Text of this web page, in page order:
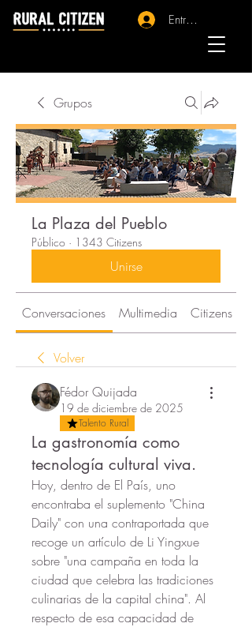
Entrar - Registro
Grupos
La Plaza del Pueblo
Público · 1343 Citizens
Unirse
Conversaciones Multimedia Citizens
Volver
Fédor Quijada
19 de diciembre de 2025
Talento Rural
La gastronomía como
tecnología cultural viva.
Hoy, dentro de El País, uno
encontraba el suplemento "China
Daily" con una contraportada que
recoge un artículo de Li Yingxue
sobre "una campaña en toda la
ciudad que celebra las tradiciones
culinarias de la capital china". Al
respecto de esa capacidad de